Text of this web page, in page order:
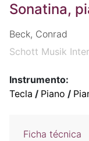
Sonatina,
Beck, Conrad
Schott Musik
Instrumento:
Tecla / Piano /
Ficha técnica